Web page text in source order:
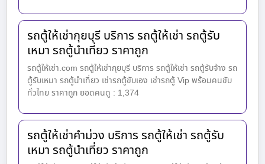
รถตู้ให้เช่ากุยบุรี บริการ รถตู้ให้เช่า รถตู้รับ
เหมา รถตู้นำเที่ยว ราคาถูก
รถตู้ให้เช่า.com รถตู้ให้เช่ากุยบุรี บริการ รถตู้ให้เช่า รถตู้รับจ้าง รถ
ตู้รับเหมา รถตู้นำเที่ยว เช่ารถตู้ขับเอง เช่ารถตู้ Vip พร้อมคนขับ
ทั่วไทย ราคาถูก ยอดคนดู : 1,374
รถตู้ให้เช่าคำม่วง บริการ รถตู้ให้เช่า รถตู้รับ
เหมา รถตู้นำเที่ยว ราคาถูก